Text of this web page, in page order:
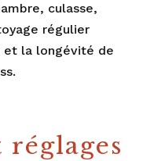
culasse,
régulier
et la longévité de